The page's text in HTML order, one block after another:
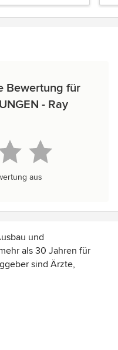
Bewertung für
- Ray
aus
und
als 30 Jahren für
sind Ärzte,
Unternehmen und
vielfältige
Bestand an